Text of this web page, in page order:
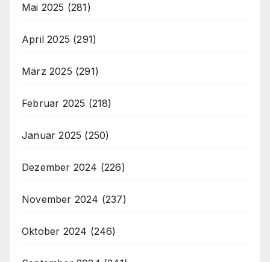
Mai 2025 (281)
April 2025 (291)
März 2025 (291)
Februar 2025 (218)
Januar 2025 (250)
Dezember 2024 (226)
November 2024 (237)
Oktober 2024 (246)